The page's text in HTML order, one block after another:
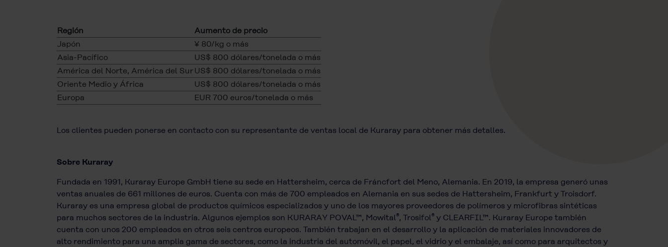
Región
Aumento de precio
Japón
¥ 80/kg o más
Asia-Pacífico
US$ 800 dólares/tonelada o más
América del Norte, América del Sur US$ 800 dólares/tonelada o más
Oriente Medio y África
US$ 800 dólares/tonelada o más
Europa
EUR 700 euros/tonelada o más
Los clientes pueden ponerse en contacto con su representante de ventas local de Kuraray para obtener más detalles.
Sobre Kuraray
Fundada en 1991, Kuraray Europe GmbH tiene su sede en Hattersheim, cerca de Fráncfort del Meno, Alemania. En 2019, la empresa generó unas
ventas anuales de 661 millones de euros. Cuenta con más de 700 empleados en Alemania en sus sedes de Hattersheim, Frankfurt y Troisdorf.
Kuraray es una empresa global de productos químicos especializados y uno de los mayores proveedores de polímeros y microfibras sintéticas
para muchos sectores de la industria. Algunos ejemplos son KURARAY POVAL™, Mowital®, Trosifol® y CLEARFIL™. Kuraray Europe también
cuenta con unos 200 empleados en otros seis centros europeos. También trabajan en el desarrollo y la aplicación de materiales innovadores de
alto rendimiento para una amplia gama de sectores, como la industria del automóvil, el papel, el vidrio y el embalaje, así como para arquitectos y